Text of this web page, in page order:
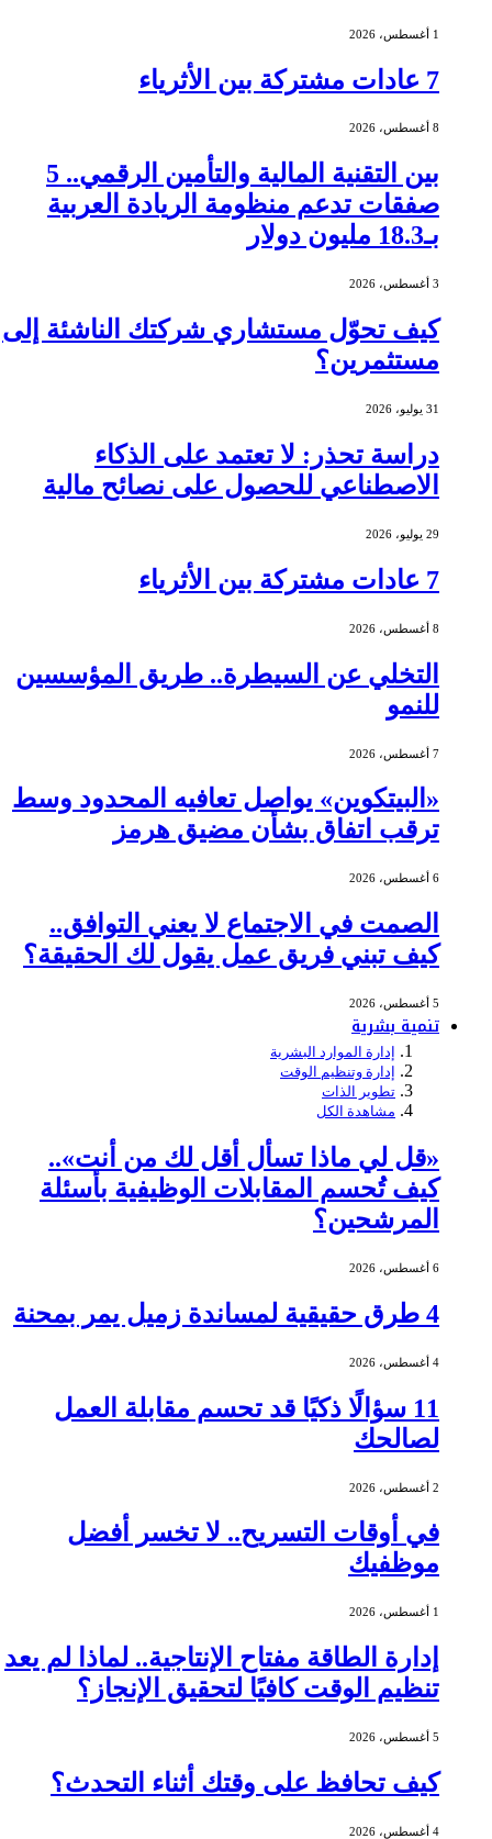
1 أغسطس، 2026
7 عادات مشتركة بين الأثرياء
8 أغسطس، 2026
بين التقنية المالية والتأمين الرقمي.. 5
صفقات تدعم منظومة الريادة العربية
بـ18.3 مليون دولار
3 أغسطس، 2026
كيف تحوّل مستشاري شركتك الناشئة إلى
مستثمرين؟
31 يوليو، 2026
دراسة تحذر: لا تعتمد على الذكاء
الاصطناعي للحصول على نصائح مالية
29 يوليو، 2026
7 عادات مشتركة بين الأثرياء
8 أغسطس، 2026
التخلي عن السيطرة.. طريق المؤسسين
للنمو
7 أغسطس، 2026
«البيتكوين» يواصل تعافيه المحدود وسط
ترقب اتفاق بشأن مضيق هرمز
6 أغسطس، 2026
الصمت في الاجتماع لا يعني التوافق..
كيف تبني فريق عمل يقول لك الحقيقة؟
5 أغسطس، 2026
تنمية بشرية
إدارة الموارد البشرية
إدارة وتنظيم الوقت
تطوير الذات
مشاهدة الكل
«قل لي ماذا تسأل أقل لك من أنت»..
كيف تُحسم المقابلات الوظيفية بأسئلة
المرشحين؟
6 أغسطس، 2026
4 طرق حقيقية لمساندة زميل يمر بمحنة
4 أغسطس، 2026
11 سؤالًا ذكيًا قد تحسم مقابلة العمل
لصالحك
2 أغسطس، 2026
في أوقات التسريح.. لا تخسر أفضل
موظفيك
1 أغسطس، 2026
إدارة الطاقة مفتاح الإنتاجية.. لماذا لم يعد
تنظيم الوقت كافيًا لتحقيق الإنجاز؟
5 أغسطس، 2026
كيف تحافظ على وقتك أثناء التحدث؟
4 أغسطس، 2026